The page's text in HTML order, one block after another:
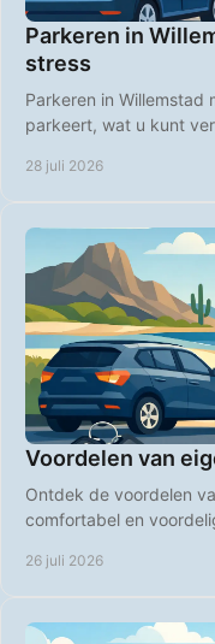
Parkeren in
stress
Parkeren in Willemstad
parkeert, wat u kunt
28 juli 2026
Voordelen van
Ontdek de voordelen
comfortabel en
26 juli 2026